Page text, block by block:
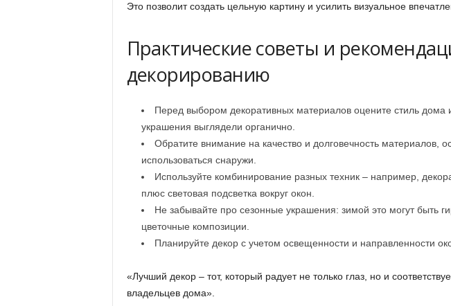
Это позволит создать цельную картину и усилить визуальное
Практические советы и
декорированию
Перед выбором декоративных материалов оцените стиль дома
украшения выглядели органично.
Обратите внимание на качество и долговечность материалов,
использоваться снаружи.
Используйте комбинирование разных техник – например,
плюс световая подсветка вокруг окон.
Не забывайте про сезонные украшения: зимой это могут быть
цветочные композиции.
Планируйте декор с учетом освещенности и направленности
«Лучший декор – тот, который радует не только глаз, но и
владельцев дома».